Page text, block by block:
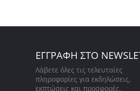
ΕΓΓΡΑΦΗ ΣΤΟ
Λάβετε όλες τις τελευταίες
πληροφορίες για εκδηλώσεις,
εκπτώσεις και προσφορές.